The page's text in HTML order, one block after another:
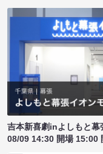
吉本新喜劇inよしもと幕
08/09 14:30 開場 15:00